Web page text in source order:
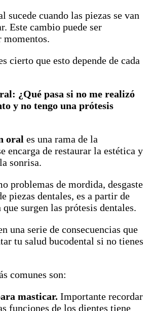
sucede cuando las piezas se van
Este cambio puede ser
cierto que esto depende de cada
¿Qué pasa si no me realizó
y no tengo una prótesis
oral es una rama de la
encarga de restaurar la estética y
sonrisa.
problemas de mordida, desgaste
piezas dentales, es a partir de
surgen las prótesis dentales.
una serie de consecuencias que
tu salud bucodental si no tienes
comunes son:
masticar. Importante recordar
funciones de los dientes tiene